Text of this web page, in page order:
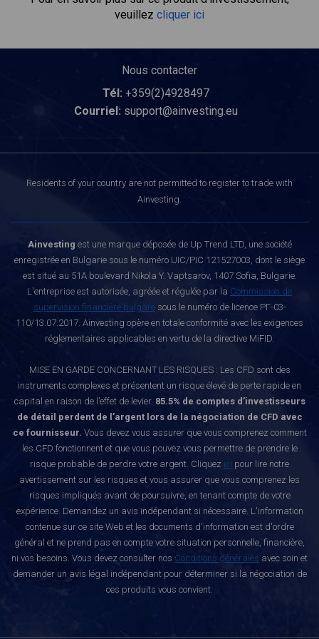
veuillez cliquer ici
Nous contacter
Tél: +359(2)4928497
Courriel: support@ainvesting.eu
Residents of your country are not permitted to register to trade with
Ainvesting.
Ainvesting est une marque déposée de Up Trend LTD, une société
enregistrée en Bulgarie sous le numéro UIC/PIC 121527003, dont le siège
est situé au 51A boulevard Nikola Y. Vaptsarov, 1407 Sofia, Bulgarie.
L'entreprise est autorisée, agréée et régulée par la Commission de
supervision financière bulgaresous le numéro de licence РГ-03-
110/13.07.2017. Ainvesting opère en totale conformité avec les exigences
réglementaires applicables en vertu de la directive MiFID.
MISE EN GARDE CONCERNANT LES RISQUES : Les CFD sont des
instruments complexes et présentent un risque élevé de perte rapide en
capital en raison de l’effet de levier. 85.5% de comptes d’investisseurs
de détail perdent de l’argent lors de la négociation de CFD avec
ce fournisseur. Vous devez vous assurer que vous comprenez comment
les CFD fonctionnent et que vous pouvez vous permettre de prendre le
risque probable de perdre votre argent. Cliquez ici pour lire notre
avertissement sur les risques et vous assurer que vous comprenez les
risques impliqués avant de poursuivre, en tenant compte de votre
expérience. Demandez un avis indépendant si nécessaire. L'information
contenue sur ce site Web et les documents d'information est d'ordre
général et ne prend pas en compte votre situation personnelle, financière,
ni vos besoins. Vous devez consulter nos Conditions générales avec soin et
demander un avis légal indépendant pour déterminer si la négociation de
ces produits vous convient.